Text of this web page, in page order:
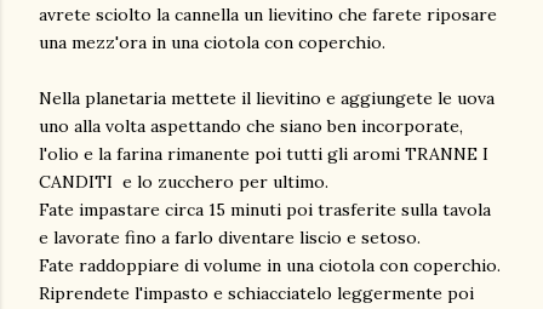
avrete sciolto la cannella un lievitino che farete riposare
una mezz'ora in una ciotola con coperchio.
Nella planetaria mettete il lievitino e aggiungete le uova
uno alla volta aspettando che siano ben incorporate,
l'olio e la farina rimanente poi tutti gli aromi TRANNE I
CANDITI e lo zucchero per ultimo.
Fate impastare circa 15 minuti poi trasferite sulla tavola
e lavorate fino a farlo diventare liscio e setoso.
Fate raddoppiare di volume in una ciotola con coperchio.
Riprendete l'impasto e schiacciatelo leggermente poi